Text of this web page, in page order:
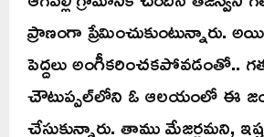
ప్రాణంగా ప్రేమించుకుంటున్నారు.
పెద్దలు అంగీకరించకపోవడంతో..
చౌటుప్పల్‌లోని ఓ ఆలయంలో ఈ
చేసుకున్నారు. తాము మేజర్లమని,